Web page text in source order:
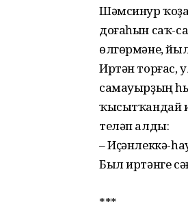
Шәмсинур
доғаһын саҡ-
өлгөрмәне,
Иртән торғас,
самауырҙың
ҡысытҡандай
теләп алды:
– Иҫәнлеккә-
Был иртәнге
***